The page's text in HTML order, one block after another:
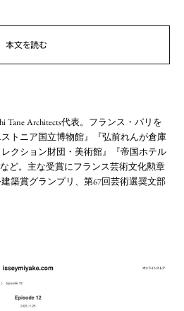
本文を読む
Tane Architects代表。フランス・パリを
トニア国立博物館』『弘前れんが倉庫
クション財団・美術館』『帝国ホテル
ど。主な受賞にフランス芸術文化勲章
築賞グランプリ、第67回芸術選奨文部